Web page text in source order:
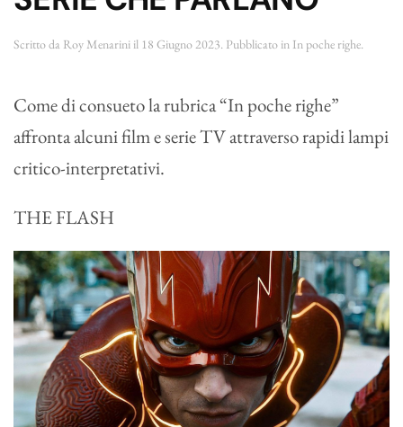
Scritto da Roy Menarini il 18 Giugno 2023. Pubblicato in In poche righe.
Come di consueto la rubrica “In poche righe”
affronta alcuni film e serie TV attraverso rapidi lampi
critico-interpretativi.
THE FLASH